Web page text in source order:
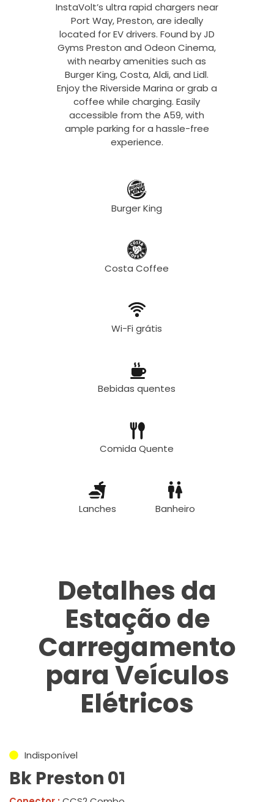
InstaVolt’s ultra rapid chargers near
Port Way, Preston, are ideally
located for EV drivers. Found by JD
Gyms Preston and Odeon Cinema,
with nearby amenities such as
Burger King, Costa, Aldi, and Lidl.
Enjoy the Riverside Marina or grab a
coffee while charging. Easily
accessible from the A59, with
ample parking for a hassle-free
experience.
Burger King
Costa Coffee
Wi-Fi grátis
Bebidas quentes
Comida Quente
Lanches Banheiro
Detalhes da
Estação de
Carregamento
para Veículos
Elétricos
Indisponível
Bk Preston 01